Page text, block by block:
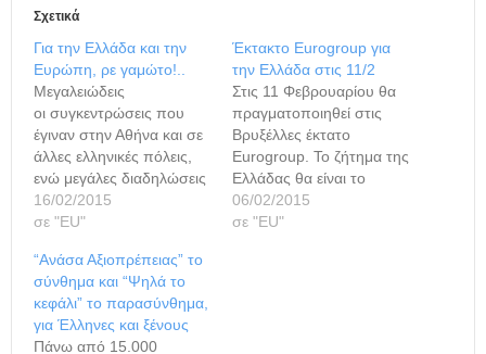
Σχετικά
Για την Ελλάδα και την
Ευρώπη, ρε γαμώτο!..
Μεγαλειώδεις
οι συγκεντρώσεις που
έγιναν στην Αθήνα και σε
άλλες ελληνικές πόλεις,
ενώ μεγάλες διαδηλώσεις
έγιναν και σε πόλεις της
ΕΕ, όπως στο Λονδίνο,
τη Λισαβόνα, το
Λουξεμβούργο, τη
Στοκχόλμη, το Παρίσι και
τη Ρώμη. Η χθεσινή μέρα
16/02/2015
σε "ΕU"
Έκτακτο Eurogroup για
την Ελλάδα στις 11/2
Στις 11 Φεβρουαρίου θα
πραγματοποιηθεί στις
Βρυξέλλες έκτατο
Eurogroup. Το ζήτημα της
Ελλάδας θα είναι το
βασικό θέμα που θα
συζητηθεί, ανέφεραν
06/02/2015
σε "ΕU"
“Ανάσα Αξιοπρέπειας” το
σύνθημα και “Ψηλά το
κεφάλι” το παρασύνθημα,
για Έλληνες και ξένους
Πάνω από 15.000